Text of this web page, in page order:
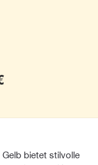
bietet stilvolle